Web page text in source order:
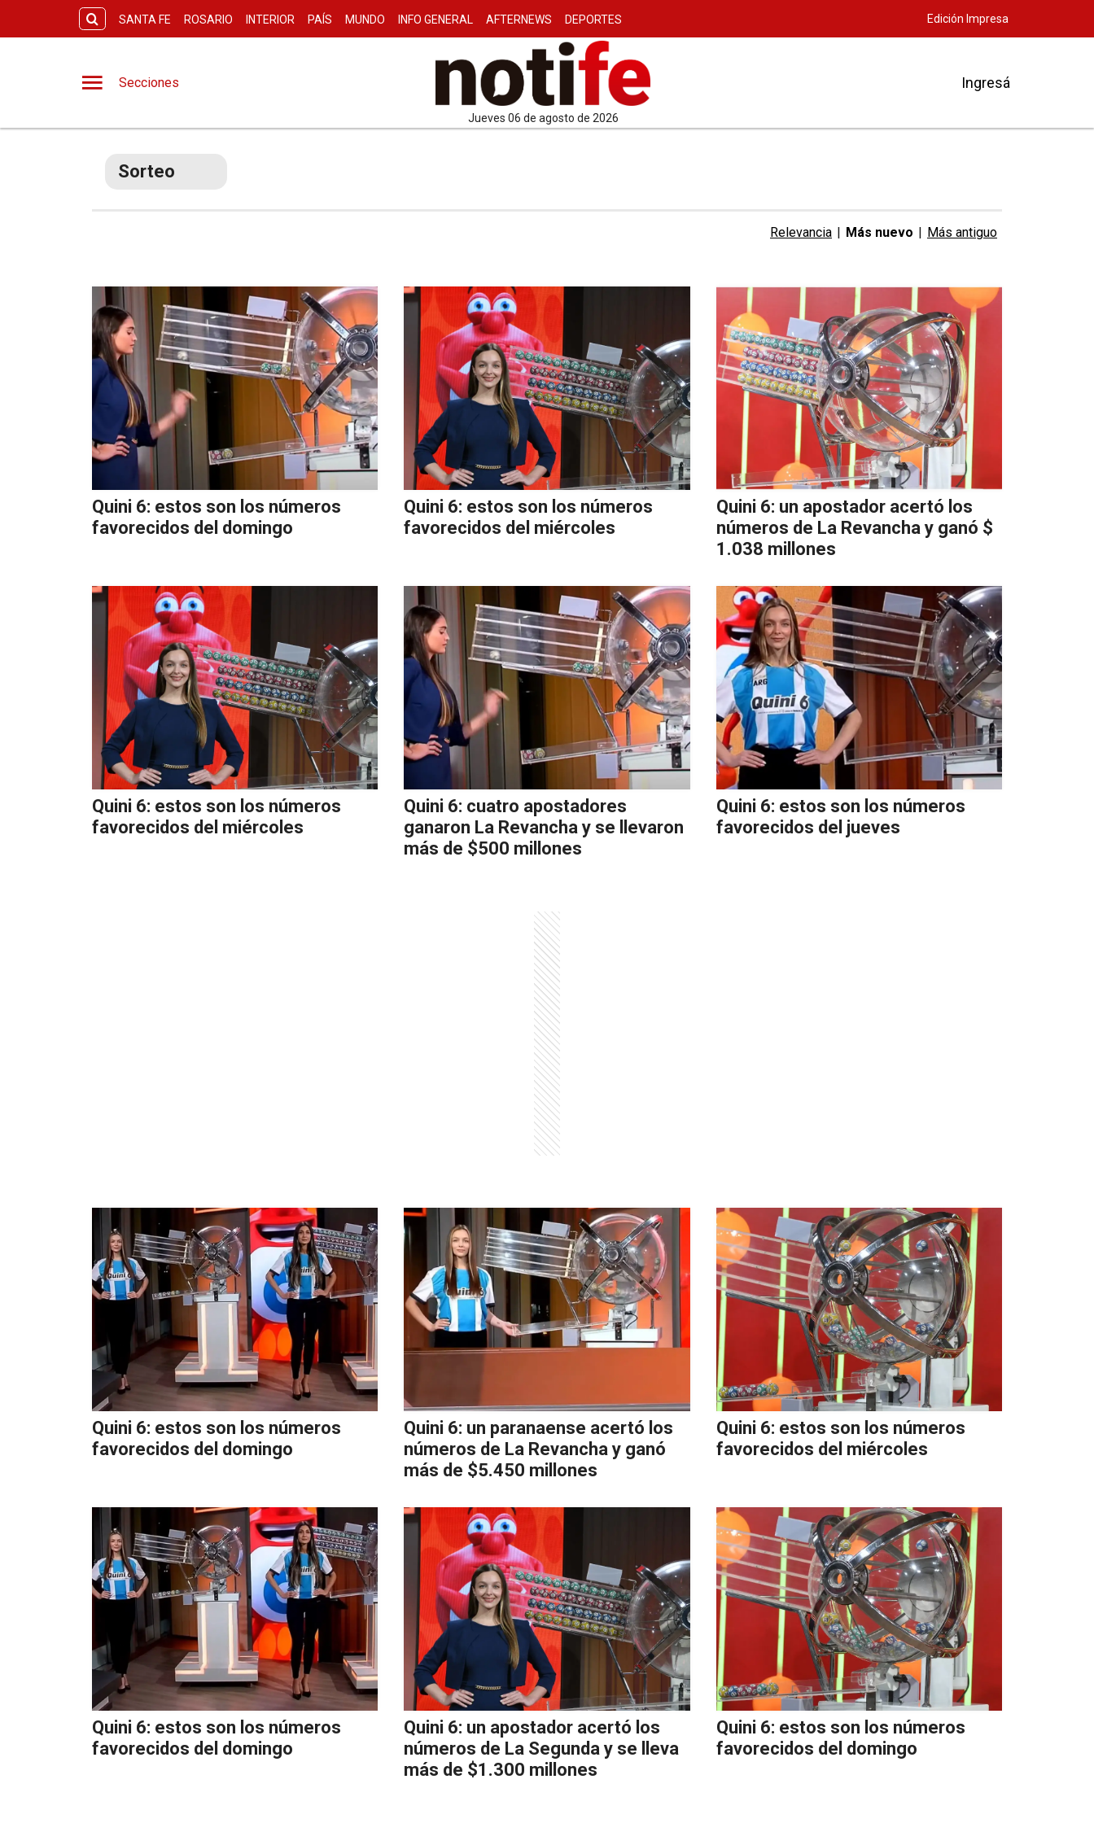
SANTA FE ROSARIO INTERIOR PAÍS MUNDO INFO GENERAL AFTERNEWS DEPORTES Edición Impresa
Secciones
jueves 06 de agosto de 2026
Ingresá
Sorteo
Relevancia | Más nuevo | Más antiguo
Quini 6: estos son los números
favorecidos del domingo
Quini 6: estos son los números
favorecidos del miércoles
Quini 6: un apostador acertó los
números de La Revancha y ganó $
1.038 millones
Quini 6: estos son los números
favorecidos del miércoles
Quini 6: cuatro apostadores
ganaron La Revancha y se llevaron
más de $500 millones
Quini 6: estos son los números
favorecidos del jueves
Quini 6: estos son los números
favorecidos del domingo
Quini 6: un paranaense acertó los
números de La Revancha y ganó
más de $5.450 millones
Quini 6: estos son los números
favorecidos del miércoles
Quini 6: estos son los números
favorecidos del domingo
Quini 6: un apostador acertó los
números de La Segunda y se lleva
más de $1.300 millones
Quini 6: estos son los números
favorecidos del domingo